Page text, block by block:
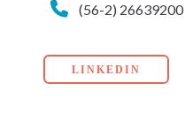
(56-2) 26639200
LINKEDIN